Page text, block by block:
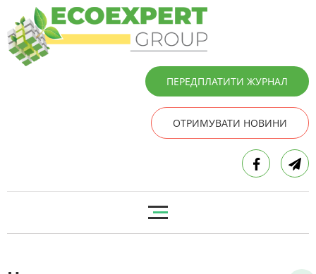
ПЕРЕДПЛАТИТИ ЖУРНАЛ
ОТРИМУВАТИ НОВИНИ